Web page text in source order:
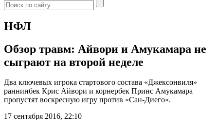
НФЛ
Обзор травм: Айвори и Амукамара не
сыграют на второй неделе
Два ключевых игрока стартового состава «Джексонвиля»
раннинбек Крис Айвори и корнербек Принс Амукамара
пропустят воскресную игру против «Сан-Диего».
17 сентября 2016, 22:10